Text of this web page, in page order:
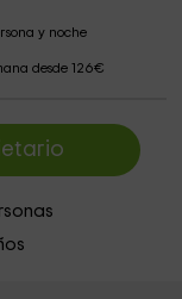
y noche
desde 126€